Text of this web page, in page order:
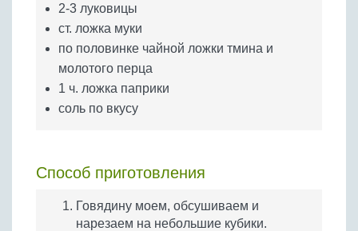
2-3 луковицы
ст. ложка муки
по половинке чайной ложки тмина и
молотого перца
1 ч. ложка паприки
соль по вкусу
Способ приготовления
Говядину моем, обсушиваем и
нарезаем на небольшие кубики.